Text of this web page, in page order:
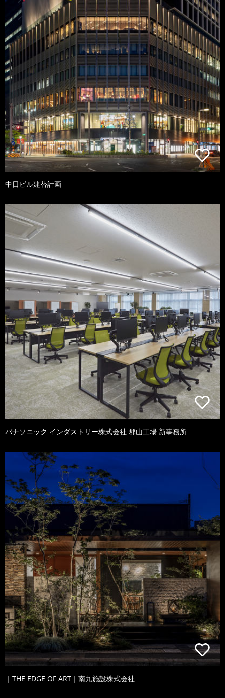
中日ビル建替計画
パナソニック インダストリー株式会社 郡山工場 新事務所
｜THE EDGE OF ART｜南九施設株式会社